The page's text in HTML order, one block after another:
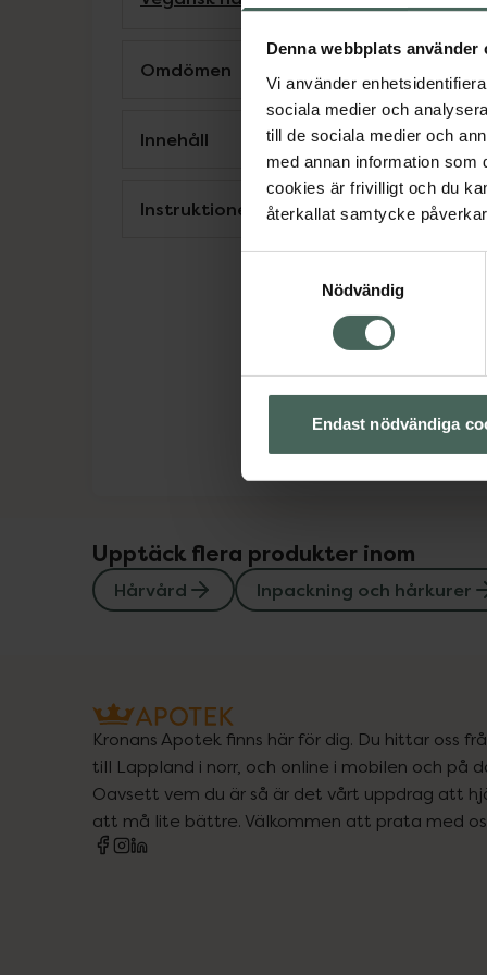
Denna webbplats använder
Vi använder
sociala medier och
till de sociala medier och
med annan information som
cookies är frivilligt och du
återkallat samtycke
Nödvändig
Endast nödvändiga
Omdömen
Innehåll
Instruktioner
Upptäck flera produkter inom
Hårvård Inpackning och hårkurer
Kronans Apotek finns här för dig. Du hittar oss
till Lappland i norr, och online i mobilen och på
Oavsett vem du är så är det vårt uppdrag att
att må lite bättre. Välkommen att prata med